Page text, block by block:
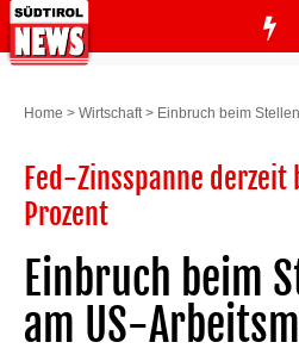
Home > Wirtschaft> Einbruch beim
Fed-Zinsspanne derzeit
Prozent
Einbruch beim
am US-